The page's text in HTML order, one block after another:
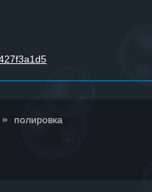
» полировка